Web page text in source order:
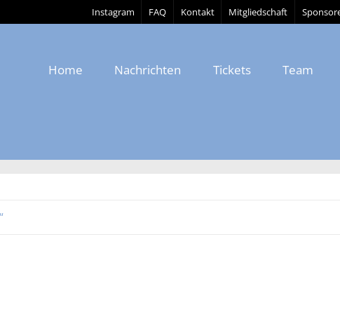
Instagram FAQ Kontakt Mitgliedschaft
Home Nachrichten Tickets Team